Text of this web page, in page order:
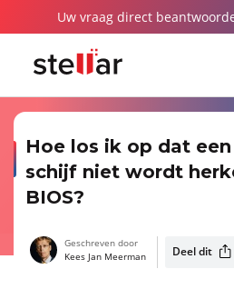
Uw vraag direct
Hoe los ik op dat een
schijf niet wordt
BIOS?
Geschreven door
Kees Jan Meerman
Deel dit